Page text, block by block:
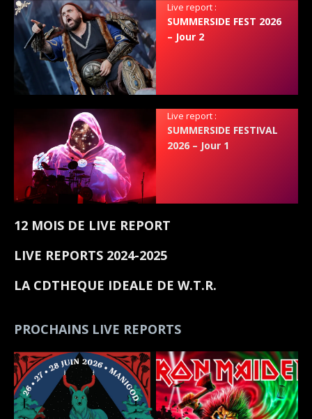
Live report :
SUMMERSIDE FEST 2026
– Jour 2
Live report :
SUMMERSIDE FESTIVAL
2026 – Jour 1
12 MOIS DE LIVE REPORT
LIVE REPORTS 2024-2025
LA CDTHEQUE IDEALE DE W.T.R.
PROCHAINS LIVE REPORTS